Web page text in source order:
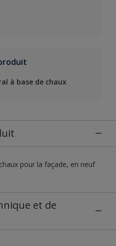
à base de chaux
pour la façade, en neuf
et de